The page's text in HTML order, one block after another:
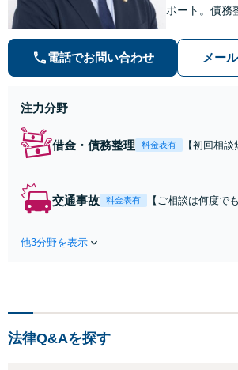
ポート。債務
ポンスとわ
安を軽減しま
脚で、納得で
電話でお問い合わせ メー
注力分野
借金・債務整理 料金表有
【初回相談
ートしま
交通事故 料金表有
【ご相談は何度で
す。
他3分野を表示
法律Q&Aを探す